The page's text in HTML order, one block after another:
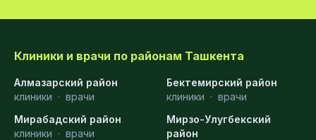
Клиники и врачи по районам Ташкента
Алмазарский район
клиники · врачи
Бектемирский район
клиники · врачи
Мирабадский район
клиники · врачи
Мирзо-Улугбекский
район